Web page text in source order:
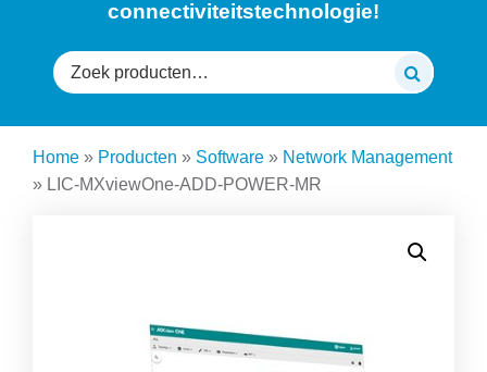
connectiviteitstechnologie!
Zoeken
naar:
Home » Producten » Software » Network Management
» LIC-MXviewOne-ADD-POWER-MR